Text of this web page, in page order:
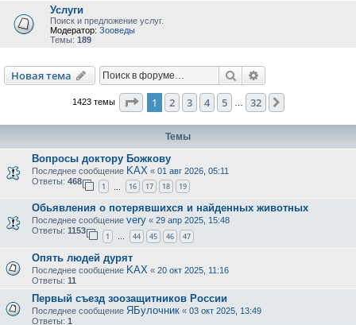
Услуги
Поиск и предложение услуг.
Модератор: Зооведы
Темы: 189
Новая тема Поиск
1423 темы Страница из 32
1 2 3 4 5 32
Темы
Вопросы доктору Божкову
Последнее сообщение KAX « 01 авг 2026, 05:11
Ответы: 468
1 16 17 18 19
Обьявления о потерявшихся и найденных животных
Последнее сообщение very « 29 апр 2025, 15:48
Ответы: 1153
1 … 44 45 46 47
Опять людей дурят
Последнее сообщение KAX « 20 окт 2025, 11:16
Ответы: 11
Первый съезд зоозащитников России
Последнее сообщение ЯБулочник « 03 окт 2025, 13:49
Ответы: 1